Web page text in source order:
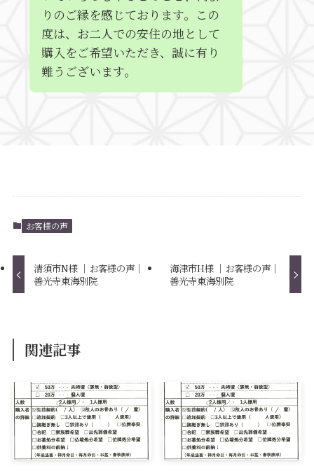
りのご縁を感じております。この
度は、お二人での安住の地として
購入をご希望いただき、誠に有り
難うございます。
お客様の声
清須市N様 ｜お客様の声｜
善光寺東海別院
海津市H様 ｜お客様の声｜
善光寺東海別院
関連記事